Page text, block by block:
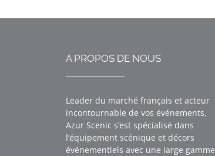
A PROPOS DE NOUS
Leader du marché français et acteur
incontournable de vos événements,
Azur Scenic s’est spécialisé dans
l’équipement scénique et décors
événementiels avec une large gamme